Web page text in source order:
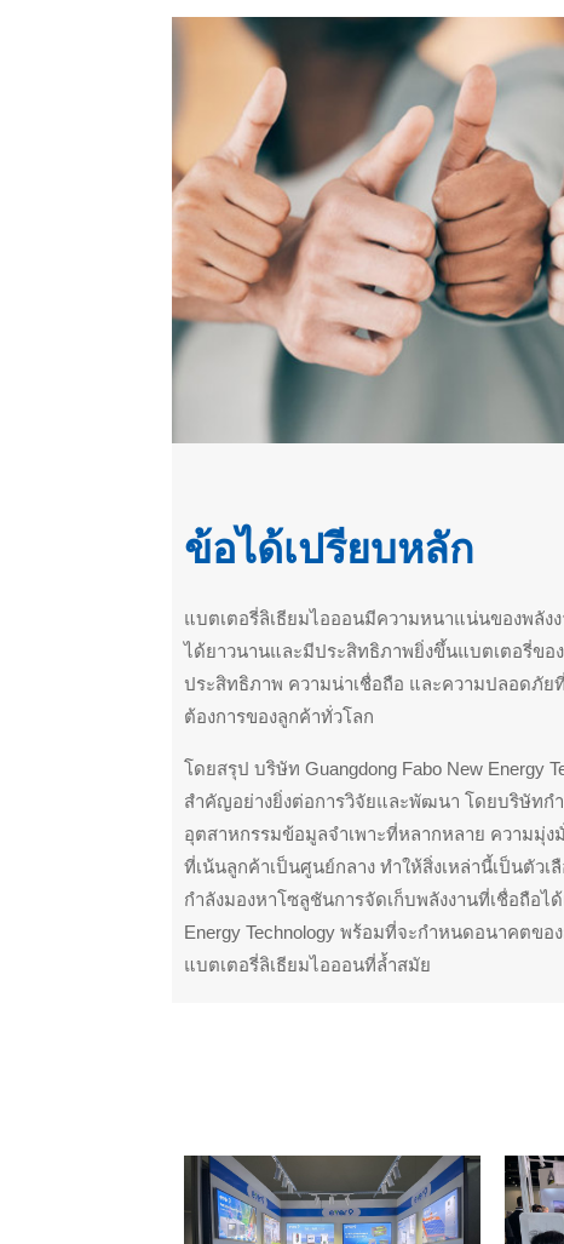
ข้อได้เปรียบหลัก
แบตเตอรี่ลิเธียมไอออนมีความหนาแน่นของพลัง
ได้ยาวนานและมีประสิทธิภาพยิ่งขึ้นแบตเตอรี่ขอ
ประสิทธิภาพ ความน่าเชื่อถือ และความปลอดภัย
ต้องการของลูกค้าทั่วโลก
โดยสรุป บริษัท Guangdong Fabo New Energy
สำคัญอย่างยิ่งต่อการวิจัยและพัฒนา โดยบริษัทก
อุตสาหกรรมข้อมูลจำเพาะที่หลากหลาย ความมุ่
ที่เน้นลูกค้าเป็นศูนย์กลาง ทำให้สิ่งเหล่านี้เป็นตัว
กำลังมองหาโซลูชันการจัดเก็บพลังงานที่เชื่อถือไ
Energy Technology พร้อมที่จะกำหนดอนาคตขอ
แบตเตอรี่ลิเธียมไอออนที่ล้ำสมัย